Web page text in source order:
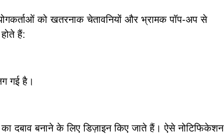
को खतरनाक चेतावनियों और भ्रामक पॉप-अप से
हैं:
गई है।
दबाव बनाने के लिए डिज़ाइन किए जाते हैं। ऐसे नोटिफिकेशन